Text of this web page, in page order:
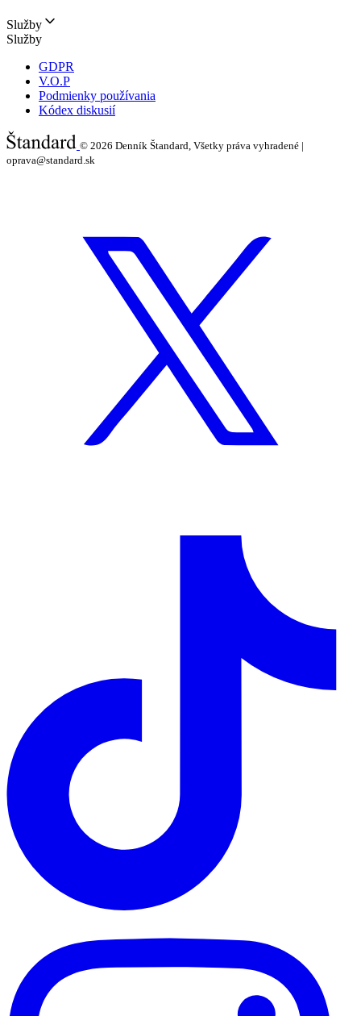
Služby
Služby
GDPR
V.O.P
Podmienky používania
Kódex diskusií
© 2026 Denník Štandard, Všetky práva vyhradené |
oprava@standard.sk